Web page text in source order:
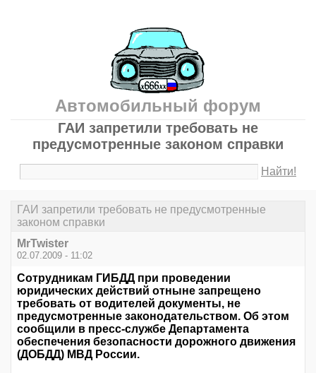
Автомобильный форум
ГАИ запретили требовать не
предусмотренные законом справки
Найти!
ГАИ запретили требовать не предусмотренные
законом справки
MrTwister
02.07.2009 - 11:02
Сотрудникам ГИБДД при проведении
юридических действий отныне запрещено
требовать от водителей документы, не
предусмотренные законодательством. Об этом
сообщили в пресс-службе Департамента
обеспечения безопасности дорожного движения
(ДОБДД) МВД России.